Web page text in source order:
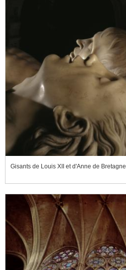
Gisants de Louis XII et d'Anne de Bretagne